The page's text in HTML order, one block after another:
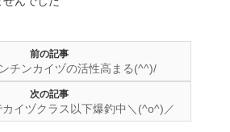
前の記事
チンカイヅの活性高まる(^^)/
次の記事
イヅクラス以下爆釣中＼(^o^)／